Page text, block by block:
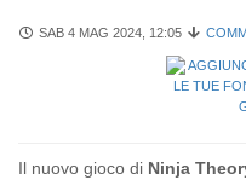
SAB 4 MAG 2024, 12:05
Il nuovo gioco di Ninja